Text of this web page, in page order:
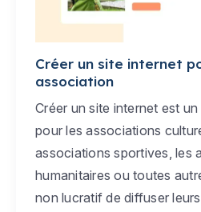
Créer un site internet
association
Créer un site internet est
pour les associations
associations sportives, les
humanitaires ou toutes
non lucratif de diffuser